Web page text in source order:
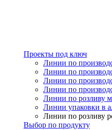
Проекты под ключ
Линии по
Линии по
Линии по
Линии по
Линии по розливу
Линии упаковки в
Линии по розливу
Выбор по продукту